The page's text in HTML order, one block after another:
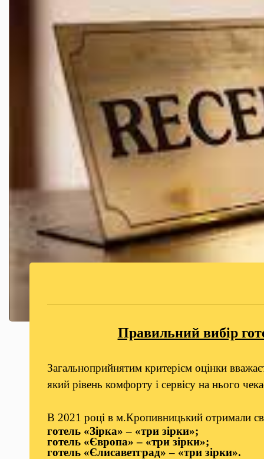
Правильний вибір
Загальноприйнятим критерієм оцінки
який рівень комфорту і сервісу на нього
В 2021 році в м.Кропивницький отримали
готель «Зірка» – «три зірки»;
готель «Європа» – «три зірки»;
готель «Єлисаветград» – «три зірки».